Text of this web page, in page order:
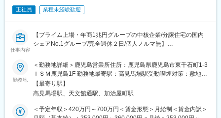
有、帰宅交通費：月2回全額支給）
＼point／
現場を管理するほか、管理組合向けの説明にも携わります。
・予算や工期の管理、専門施工業者や資材の発注・手配、現場監
督、安全・品質の管理など、施工現場をトータルに管理します。
・工事受注に向けたコンペや理事会での工事説明など、人前で話
■研修について：
正社員 業種未経験歓迎
仕事内容
【プライム上場・年商1兆円グループの中核企業/分譲住宅の国内
シェアNo.1グループ/完全週休２日/個人ノルマ無】
同社は飯田グループホールディングスのリーディングカンパニー
です。同グループの分譲戸建市場シェアは30％（2021年度）を超
えて、安定した収益基盤を誇っています。
■業務内容：
今回は分譲住宅事業の企画・販売戦略の立案をお任せします。
（実際の販売・契約は仲介業者を介すためエンドユーザーへの直
勤務地
＜勤務地詳細＞鹿児島営業所住所：鹿児島県鹿児島市東千石町1-3
ＩＳＭ鹿児島1F 勤務地最寄駅：高見馬場駅受動喫煙対策：敷地内
喫煙可能場所あり変更の範囲：会社の定める事業所
【最寄り駅】
高見馬場駅、天文館通駅、加治屋町駅
＜予定年収＞420万円～700万円＜賃金形態＞月給制＜賃金内訳＞